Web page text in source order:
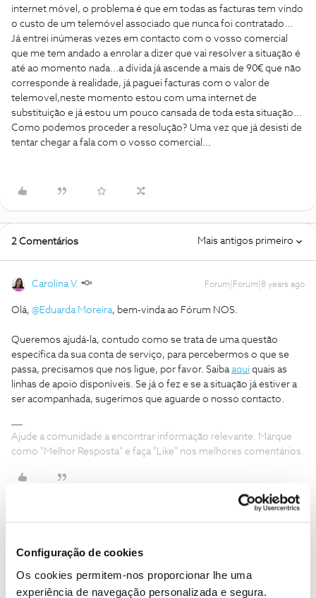
Configuração de cookies
Os cookies permitem-nos proporcionar lhe uma
experiência de navegação personalizada e segura.
internet móvel, o problema é que em todas as facturas tem vindo
o custo de um telemóvel associado que nunca foi contratado...
Já entrei inúmeras vezes em contacto com o vosso comercial
que me tem andado a enrolar a dizer que vai resolver a situação é
até ao momento nada...a dívida já ascende a mais de 90€ que não
corresponde à realidade, já paguei facturas com o valor de
telemovel,neste momento estou com uma internet de
substituição e já estou um pouco cansada de toda esta situação...
Como podemos proceder a resolução? Uma vez que já desisti de
tentar chegar a fala com o vosso comercial...
2 Comentários Mais antigos primeiro
Carolina V. Forum|Forum|8 years ago
Olá, @Eduarda Moreira, bem-vinda ao Fórum NOS.
Queremos ajudá-la, contudo como se trata de uma questão
específica da sua conta de serviço, para percebermos o que se
passa, precisamos que nos ligue, por favor. Saibaaqui quais as
linhas de apoio disponíveis. Se já o fez e se a situação já estiver a
ser acompanhada, sugerimos que aguarde o nosso contacto.
Ajude a comunidade a encontrar informação relevante. Marque
como "Melhor Resposta" e faça "Like" nos melhores comentários.
Já fui contactada e encaminhei a documentação solicitada...
Vou aguardar....
Obrigada